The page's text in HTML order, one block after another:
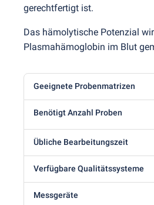
gerechtfertigt ist.
Das hämolytische Potenzial
Plasmahämoglobin im Blut
Geeignete Probenmatrizen
Benötigt Anzahl Proben
Übliche Bearbeitungszeit
Verfügbare Qualitätssysteme
Messgeräte